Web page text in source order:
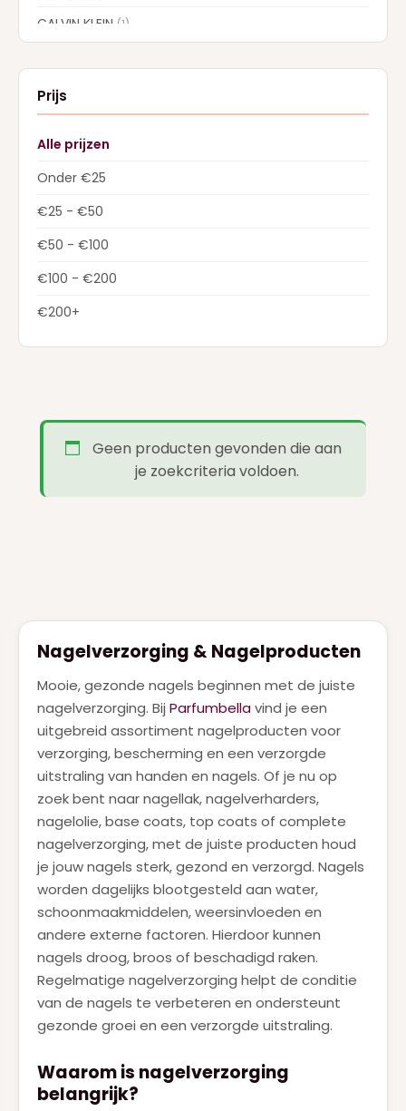
CALVIN KLEIN (1)
CARTIER
COLLISTAR
GIVENCHY(7)
GUCCI
GUERLAIN
JUICY COUTURE(1)
JULIETTE HAS A GUN(4)
KAYALI(2)
KENZO(1)
KILIAN(2)
LANCOME(9)
LATAFFA(1)
MAC(23)
MARC JACOBS(2)
MUGLER(1)
MUGLER ALIEN GODDESS(7)
NARCISO RODRIGUEZ(5)
NEJMA
PACO RABANNE(14)
Prijs
Alle prijzen
Onder €25
€25 - €50
€50 - €100
€100 - €200
€200+
Geen producten gevonden die aan
je zoekcriteria voldoen.
Nagelverzorging & Nagelproducten
Mooie, gezonde nagels beginnen met de juiste
nagelverzorging. Bij Parfumbellavind je een
uitgebreid assortiment nagelproducten voor
verzorging, bescherming en een verzorgde
uitstraling van handen en nagels. Of je nu op
zoek bent naar nagellak, nagelverharders,
nagelolie, base coats, top coats of complete
nagelverzorging, met de juiste producten houd
je jouw nagels sterk, gezond en verzorgd. Nagels
worden dagelijks blootgesteld aan water,
schoonmaakmiddelen, weersinvloeden en
andere externe factoren. Hierdoor kunnen
nagels droog, broos of beschadigd raken.
Regelmatige nagelverzorging helpt de conditie
van de nagels te verbeteren en ondersteunt
gezonde groei en een verzorgde uitstraling.
Waarom is nagelverzorging
belangrijk?